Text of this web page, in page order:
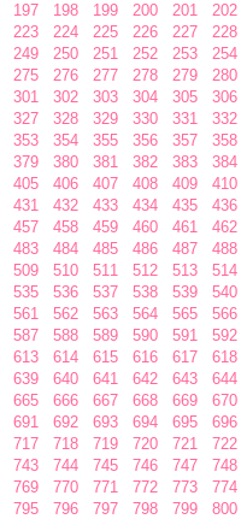
197 198 199 200 201 202
223 224 225 226 227 228
249 250 251 252 253 254
275 276 277 278 279 280
301 302 303 304 305 306
327 328 329 330 331 332
353 354 355 356 357 358
379 380 381 382 383 384
405 406 407 408 409 410
431 432 433 434 435 436
457 458 459 460 461 462
483 484 485 486 487 488
509 510 511 512 513 514
535 536 537 538 539 540
561 562 563 564 565 566
587 588 589 590 591 592
613 614 615 616 617 618
639 640 641 642 643 644
665 666 667 668 669 670
691 692 693 694 695 696
717 718 719 720 721 722
743 744 745 746 747 748
769 770 771 772 773 774
795 796 797 798 799 800